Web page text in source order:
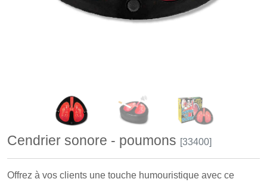
Cendrier sonore - poumons [33400]
Offrez à vos clients une touche humouristique avec ce